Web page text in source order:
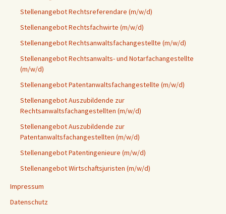
Stellenangebot Rechtsreferendare (m/w/d)
Stellenangebot Rechtsfachwirte (m/w/d)
Stellenangebot Rechtsanwaltsfachangestellte (m/w/d)
Stellenangebot Rechtsanwalts- und Notarfachangestellte
(m/w/d)
Stellenangebot Patentanwaltsfachangestellte (m/w/d)
Stellenangebot Auszubildende zur
Rechtsanwaltsfachangestellten (m/w/d)
Stellenangebot Auszubildende zur
Patentanwaltsfachangestellten (m/w/d)
Stellenangebot Patentingenieure (m/w/d)
Stellenangebot Wirtschaftsjuristen (m/w/d)
Impressum
Datenschutz